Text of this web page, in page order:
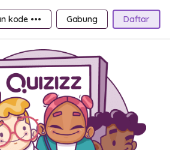
kode ••• Gabung Daftar